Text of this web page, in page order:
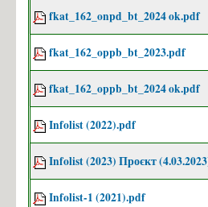
fkat_162_onpd_bt_2024 ok.pdf
fkat_162_oppb_bt_2023.pdf
fkat_162_oppb_bt_2024 ok.pdf
Infolist (2022).pdf
Infolist (2023) Проєкт
Infolist-1 (2021).pdf